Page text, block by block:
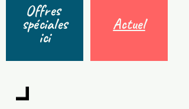
Offres
spéciales
ici
Actuel